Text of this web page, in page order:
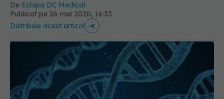
De Echipa DC Medical
Publicat pe 26 mai 2020, 16:33
Distribuie acest articol